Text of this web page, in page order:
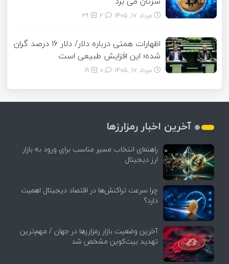
مرداد ۱۷, ۱۴۰۵ 29
اظهارات همتی درباره دلار/ دلار ۱۶ درصد گران
شده؛ این افزایش طبیعی است
مرداد ۱۷, ۱۴۰۵ 19
آخرین اخبار رمزارزها
راهنمای انتخاب مسیر مناسب برای ورود به بازار
ارز دیجیتال
چرا سرعت تراکنش‌ها در اقتصاد دیجیتال اهمیت
دارد؟
آخرین وضعیت بازار رمزارزها در جهان / مهم‌ترین
تهدید بیت‌کوین مشخص شد